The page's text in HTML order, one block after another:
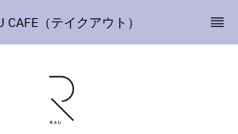
CAFE（テイクアウト）